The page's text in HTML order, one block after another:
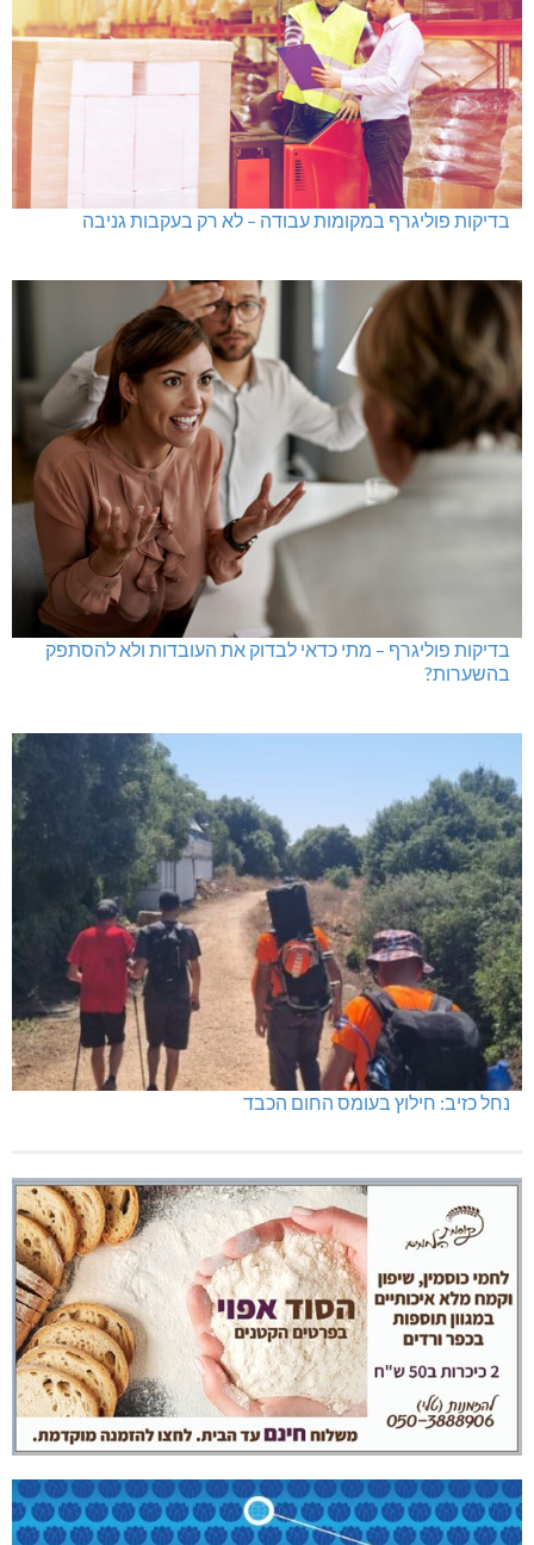
בדיקות פוליגרף במקומות עבודה – לא רק בעקבות גניבה
בדיקות פוליגרף – מתי כדאי לבדוק את העובדות ולא להסתפק
בהשערות?
נחל כזיב: חילוץ בעומס החום הכבד